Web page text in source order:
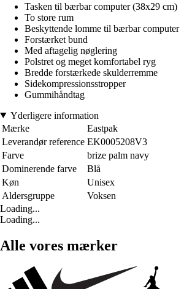
Tasken til bærbar computer (38x29 cm)
To store rum
Beskyttende lomme til bærbar computer
Forstærket bund
Med aftagelig nøglering
Polstret og meget komfortabel ryg
Bredde forstærkede skulderremme
Sidekompressionsstropper
Gummihåndtag
Yderligere information
Mærke
Eastpak
Leverandør reference EK0005208V3
Farve
brize palm navy
Dominerende farve
Blå
Køn
Unisex
Aldersgruppe
Voksen
Loading...
Loading...
Alle vores mærker